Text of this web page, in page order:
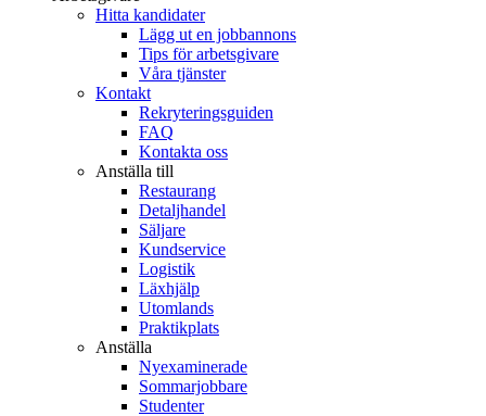
Hitta kandidater
Lägg ut en jobbannons
Tips för arbetsgivare
Våra tjänster
Kontakt
Rekryteringsguiden
FAQ
Kontakta oss
Anställa till
Restaurang
Detaljhandel
Säljare
Kundservice
Logistik
Läxhjälp
Utomlands
Praktikplats
Anställa
Nyexaminerade
Sommarjobbare
Studenter